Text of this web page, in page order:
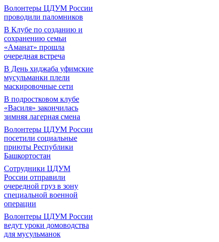
Волонтеры ЦДУМ России
проводили паломников
В Клубе по созданию и
сохранению семьи
«Аманат» прошла
очередная встреча
В День хиджаба уфимские
мусульманки плели
маскировочные сети
В подростковом клубе
«Василя» закончилась
зимняя лагерная смена
Волонтеры ЦДУМ России
посетили социальные
приюты Республики
Башкортостан
Сотрудники ЦДУМ
России отправили
очередной груз в зону
специальной военной
операции
Волонтеры ЦДУМ России
ведут уроки домоводства
для мусульманок